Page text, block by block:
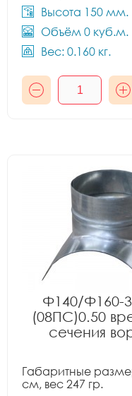
Высота 150 мм.
Объём 0 куб.м.
Вес: 0.160 кг.
Ф140/Ф160-
(08ПС)0.50
сечения
Габаритные
см, вес 247 гр.